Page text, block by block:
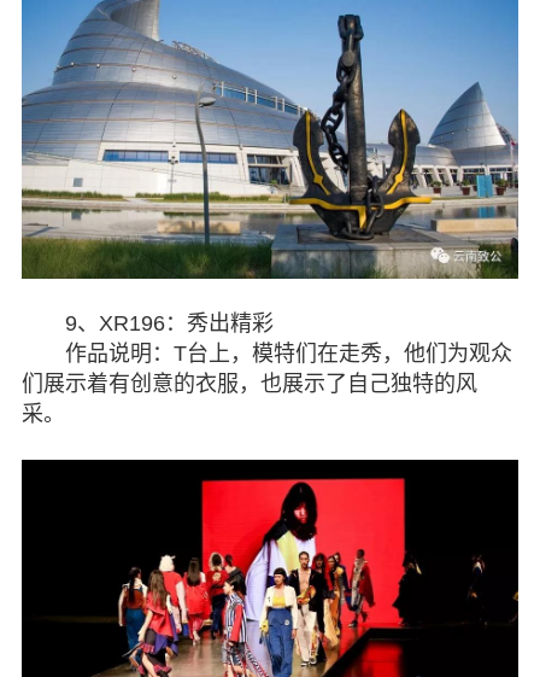
9、XR196：秀出精彩
作品说明：T台上，模特们在走秀，他们为观众
们展示着有创意的衣服，也展示了自己独特的风
采。